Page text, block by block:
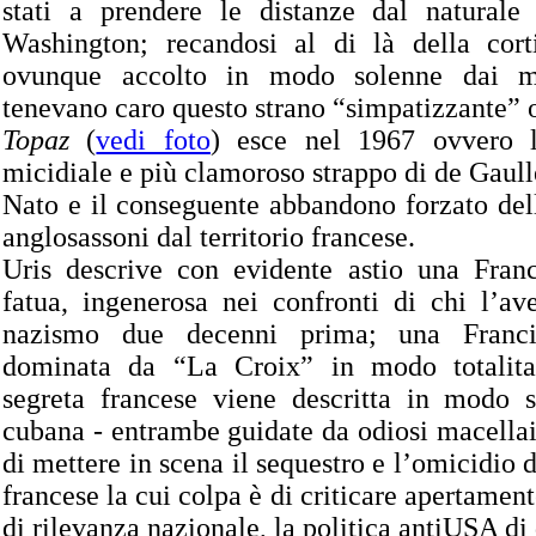
stati a prendere le distanze dal naturale
Washington; recandosi al di là della
ovunque accolto in modo solenne dai
tenevano caro questo strano “simpatizzante”
Topaz (vedi foto) esce nel 1967 ovvero
micidiale e più clamoroso strappo di de
Nato e il conseguente abbandono forzato
anglosassoni dal territorio francese.
Uris descrive con evidente astio una
fatua, ingenerosa nei confronti di chi
nazismo due decenni prima; una
dominata da “La Croix” in modo
segreta francese viene descritta in modo
cubana - entrambe guidate da odiosi
di mettere in scena il sequestro e l’omicidio
francese la cui colpa è di criticare
di rilevanza nazionale, la politica antiUSA di